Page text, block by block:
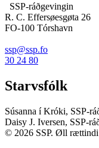
SSP-ráðgevingin
R. C. Effersøesgøta 26
FO-100 Tórshavn
ssp@ssp.fo
30 24 80
Starvsfólk
Súsanna í Króki, SSP-
Daisy J. Iversen, SSP-
© 2026 SSP. Øll